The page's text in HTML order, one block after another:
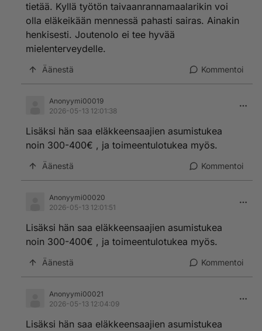
tietää. Kyllä työtön taivaanrannamaalarikin voi
olla eläkeikään mennessä pahasti sairas. Ainakin
henkisesti. Joutenolo ei tee hyvää
mielenterveydelle.
Äänestä Kommentoi
Anonyymi00019
2026-05-13 12:01:38
Lisäksi hän saa eläkkeensaajien asumistukea
noin 300-400€ , ja toimeentulotukea myös.
Äänestä Kommentoi
Anonyymi00020
2026-05-13 12:01:51
Lisäksi hän saa eläkkeensaajien asumistukea
noin 300-400€ , ja toimeentulotukea myös.
Äänestä Kommentoi
Anonyymi00021
2026-05-13 12:04:09
Lisäksi hän saa eläkkeensaajien asumistukea